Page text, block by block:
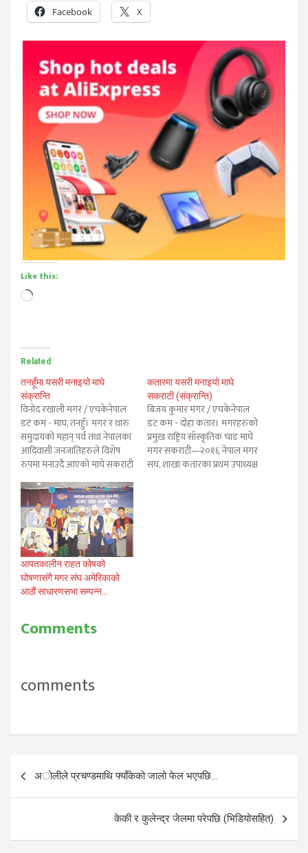
Facebook X
Like this:
Loading…
Related
तनहूँमा यसरी मनाइयो माघे
संक्रान्ति
विनोद रखाली मगर / एचकेनेपाल
डट कम - माघ, तनहुँ। मगर र थारु
समुदायको महान् पर्व तथा नेपालका
आदिवासी जनजातिहरुले विशेष
रुपमा मनाउदै आएको माघे सकराटी
पर्वको अवशरमा तनहुँको दमौलीमा
नेपाल मगर संघ जिल्ला समिति
तनहुँको आयोजनामा विविध
कार्यक्रम सहित मगर माघे सकराटी
(संक्रान्ति) पर्व सम्पन्न भएको छ।
मगर समुदायको…
कतारमा यसरी मनाइयो माघे
सकराटी (संक्रान्ति)
बिजय कुमार मगर / एचकेनेपाल
डट कम - दोहा कतार। मगरहरुको
प्रमुख राष्ट्रिय साँस्कृतिक चाड माघे
मगर सकराटी—२०१६ नेपाल मगर
संघ, शाखा कतारका प्रथम उपाध्यक्ष
आपतकालीन राहत कोषको
घोषणासंगै मगर संघ अमेरिकाको
आठौं साधारणसभा सम्पन्न…
Comments
comments
Post
navigation
अोलीले प्रचण्डमाथि फ्याँकेको जालो फेल भएपछि…
केकी र कुलेन्द्र जेलमा परेपछि (भिडियोसहित)